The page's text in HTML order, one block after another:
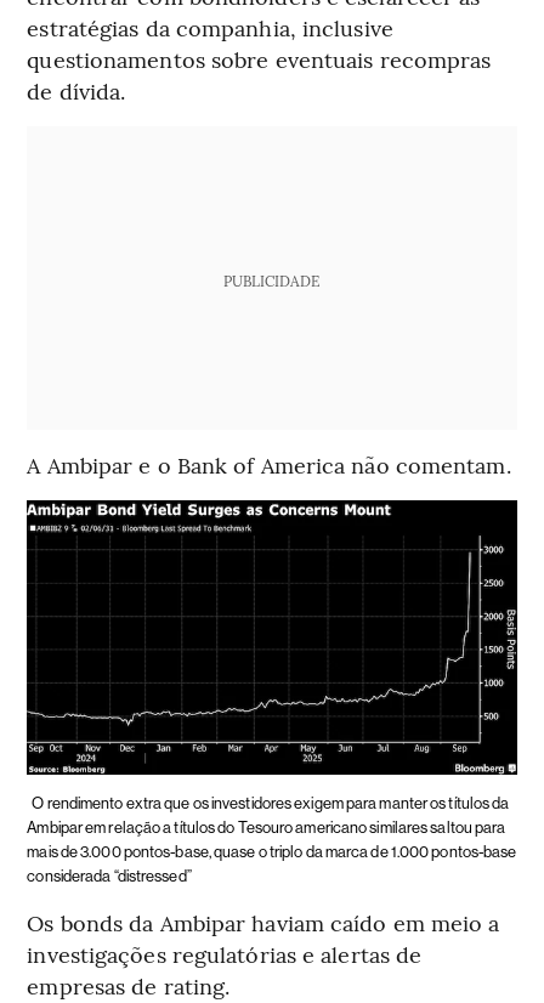
estratégias da companhia, inclusive
questionamentos sobre eventuais recompras
de dívida.
PUBLICIDADE
A Ambipar e o Bank of America não comentam.
O rendimento extra que os investidores exigem para manter os títulos da
Ambipar em relação a títulos do Tesouro americano similares saltou para
mais de 3.000 pontos-base, quase o triplo da marca de 1.000 pontos-base
considerada “distressed”
Os bonds da Ambipar haviam caído em meio a
investigações regulatórias e alertas de
empresas de rating.